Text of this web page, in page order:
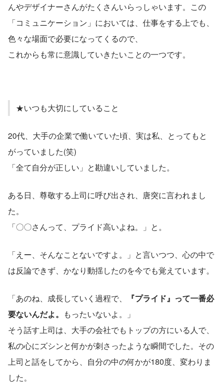
んやデザイナーさんがたくさんいらっしゃいます。この
「コミュニケーション」においては、仕事をする上でも、
色々な場面で必要になってくるので、
これからも常に意識していきたいことの一つです。
★いつも大切にしていること
20代、大手の企業で働いていた頃、実は私、とってもと
がっていました(笑)
「全て自分が正しい」と勘違いしていました。
ある日、尊敬する上司に呼び出され、唐突に言われまし
た。
「〇〇さんって、プライド高いよね。」と。
「えー、そんなことないですよ。」と言いつつ、心の中で
は反論できず、かなり動揺したのを今でも覚えています。
「あのね、成長していく過程で、
『プライド』って一番必
要ないんだよ。 もったいないよ。」
そう話す上司は、大手の会社でもトップの方にいる人で、
私の心にズシンと何かが刺さったような瞬間でした。その
上司と話をしてから、自分の中の何かが180度、変わりま
した。